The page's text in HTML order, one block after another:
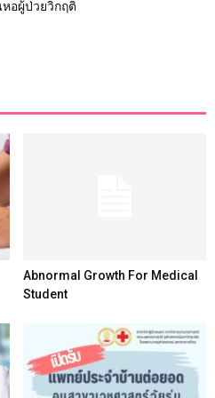
อผู้ป่วยวิกฤติ
Abnormal Growth For Medical
Student